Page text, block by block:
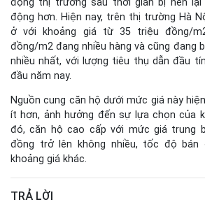
động thị trường sau thời gian bị nén
động hơn. Hiện nay, trên thị trường Hà
ở với khoảng giá từ 35 triệu đồng/
đồng/m2 đang nhiều hàng và cũng đang
nhiều nhất, với lượng tiêu thụ dẫn đầu
đầu năm nay.
Nguồn cung căn hộ dưới mức giá này
ít hơn, ảnh hưởng đến sự lựa chọn của
đó, căn hộ cao cấp với mức giá trung
đồng trở lên không nhiều, tốc độ bán
khoảng giá khác.
TRẢ LỜI